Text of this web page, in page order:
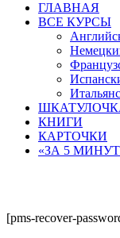
ГЛАВНАЯ
ВСЕ КУРСЫ
КНИГИ
КАРТОЧКИ
«ЗА 5
[pms-recover-